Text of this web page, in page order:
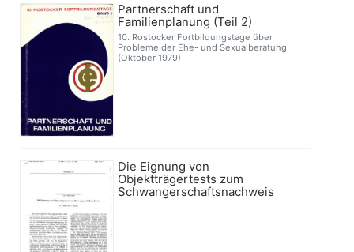
Partnerschaft und
Familienplanung (Teil 2)
10. Rostocker Fortbildungstage über
Probleme der Ehe- und Sexualberatung
(Oktober 1979)
Die Eignung von
Objektträgertests zum
Schwangerschaftsnachweis